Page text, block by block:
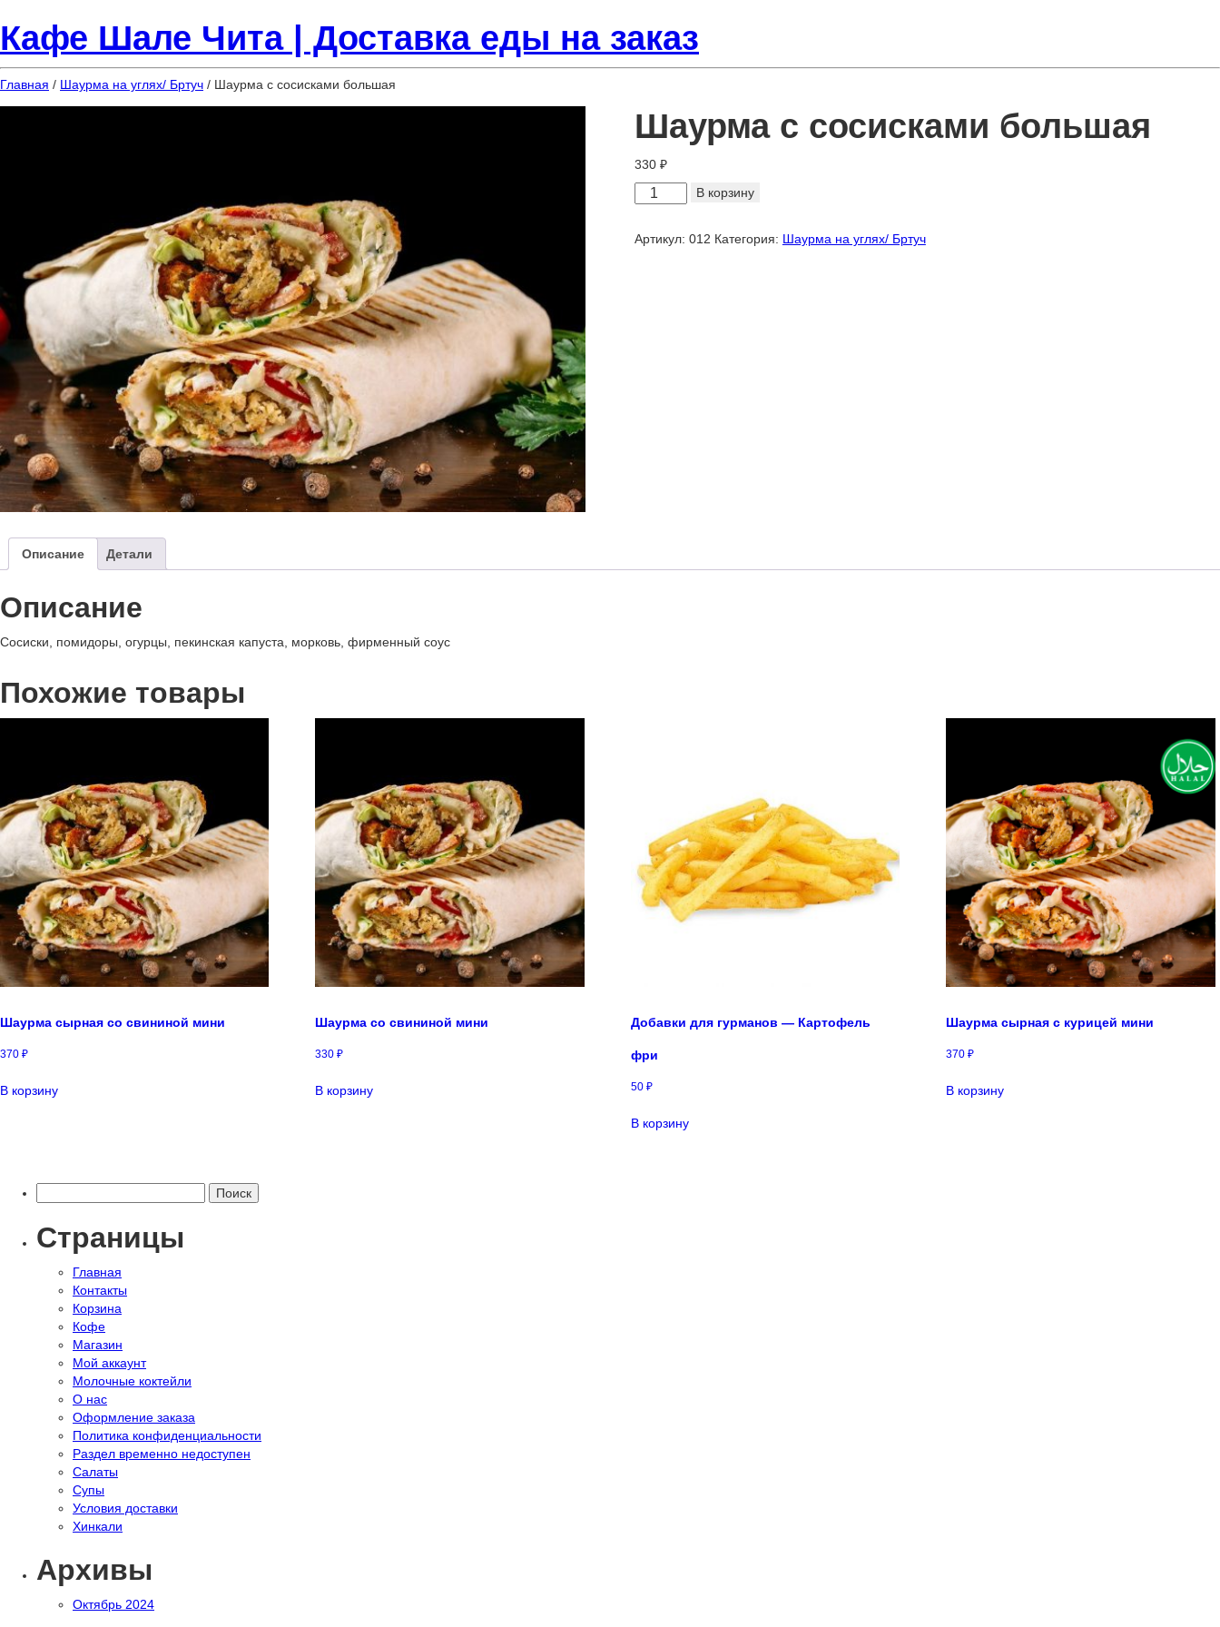
Кафе Шале Чита | Доставка еды на заказ
Главная / Шаурма на углях/ Бртуч / Шаурма с сосисками большая
Шаурма с сосисками большая
330 ₽
Количество
Шаурма
В корзину
Артикул: 012 Категория: Шаурма на углях/ Бртуч
Описание Детали
Описание
Сосиски, помидоры, огурцы, пекинская капуста, морковь, фирменный соус
Похожие товары
Шаурма сырная со свининой мини
370 ₽
В корзину
Шаурма со свининой мини
330₽
В корзину
Добавки для гурманов — Картофель
фри
50 ₽
В корзину
Шаурма сырная с курицей мини
370₽
В корзину
Страницы
Главная
Контакты
Корзина
Кофе
Магазин
Мой аккаунт
Молочные коктейли
О нас
Оформление заказа
Политика конфиденциальности
Раздел временно недоступен
Салаты
Супы
Условия доставки
Хинкали
Архивы
Октябрь 2024